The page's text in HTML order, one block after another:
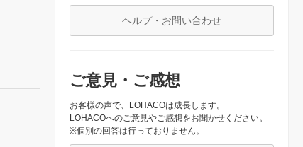
ヘルプ・お問い合わせ
ご意見・ご感想
お客様の声で、LOHACOは成長します。
LOHACOへのご意見やご感想をお聞かせください。
※個別の回答は行っておりません。